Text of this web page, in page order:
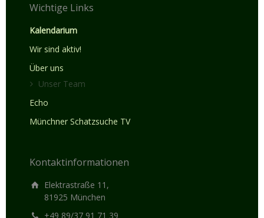
Wichtige Links
Kalendarium
Wir sind aktiv!
Über uns
Unser Team
Echo
Münchner Schatzsuche TV
Kontaktinformationen
Elektrastraße 11,
81925 München
+49 89/37 91 71 39